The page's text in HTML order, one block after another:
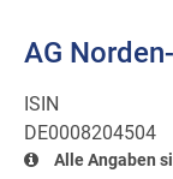
AG
ISIN
DE0008204504
Alle Angaben